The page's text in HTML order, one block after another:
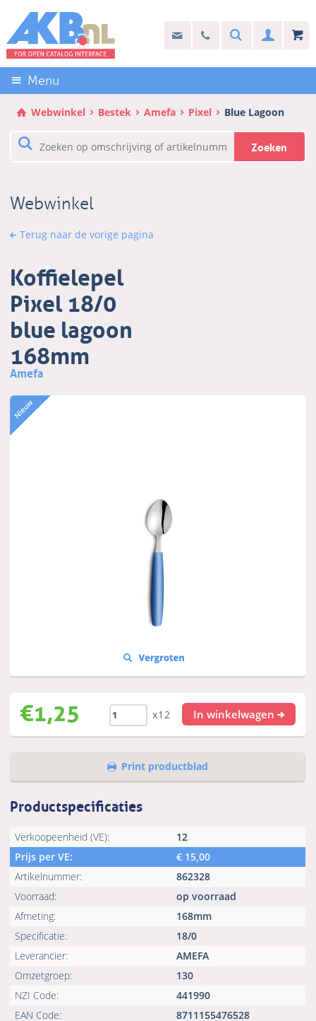
links
over
Direct
naar
de
inhoud
naar
info@akb.nl
Stel uw vraag
030 69 50 814Search
Menu
Webwinkel Bestek Amefa Pixel Blue Lagoon
Zoeken
Webwinkel
Terug naar de vorige pagina
Koffielepel
Pixel 18/0
blue lagoon
168mm
Amefa
€1,25 x12 In winkelwagen
Print productblad
Productspecificaties
Verkoopeenheid (VE):
12
Prijs per VE:
€ 15,00
Artikelnummer:
862328
Voorraad:
op voorraad
Afmeting:
168mm
Specificatie:
18/0
Leverancier:
AMEFA
Omzetgroep:
130
NZI Code:
441990
EAN Code:
8711155476528